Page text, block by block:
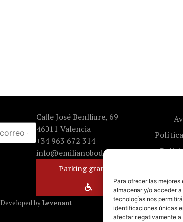
Para ofrecer las
almacenar y/o acceder
tecnologías nos
identificaciones únicas
afectar negativamente
Calle José Benlliure, 69
46011 Valencia
+34 963 672 314
info@emilianobodega.com
Parking gratuito
Developed byLevenant